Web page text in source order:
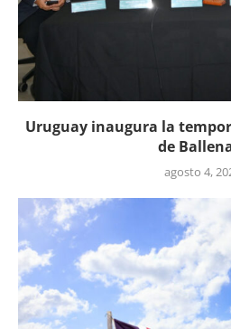
Uruguay inaugura la
de
agosto 4,